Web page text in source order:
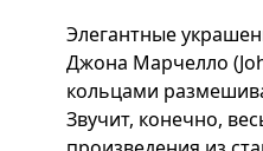
Элегантные
Джона Марчелло
кольцами
Звучит, конечно,